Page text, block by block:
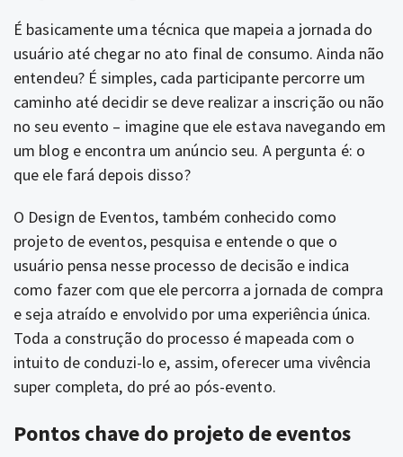
É basicamente uma técnica que mapeia a jornada do
usuário até chegar no ato final de consumo. Ainda não
entendeu? É simples, cada participante percorre um
caminho até decidir se deve realizar a inscrição ou não
no seu evento – imagine que ele estava navegando em
um blog e encontra um anúncio seu. A pergunta é: o
que ele fará depois disso?
O Design de Eventos, também conhecido como
projeto de eventos, pesquisa e entende o que o
usuário pensa nesse processo de decisão e indica
como fazer com que ele percorra a jornada de compra
e seja atraído e envolvido por uma experiência única.
Toda a construção do processo é mapeada com o
intuito de conduzi-lo e, assim, oferecer uma vivência
super completa, do pré ao pós-evento.
Pontos chave do projeto de eventos